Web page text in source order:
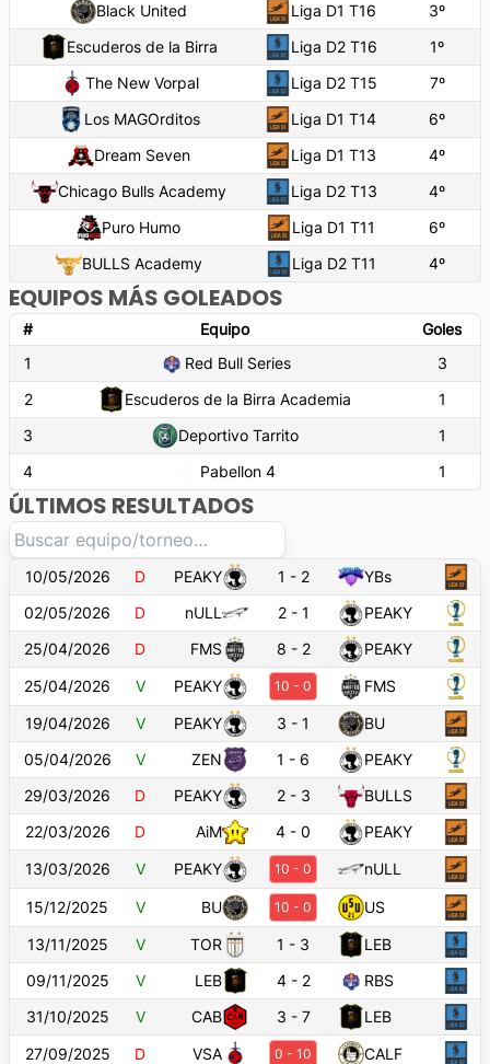
Black United
Liga D1 T16 3º
Escuderos de la Birra
Liga D2 T16 1º
The New Vorpal
Liga D2 T15 7º
Los MAGOrditos
Liga D1 T14 6º
Dream Seven
Liga D1 T13 4º
Chicago Bulls Academy
Liga D2 T13 4º
Puro Humo
Liga D1 T11 6º
BULLS Academy
Liga D2 T11 4º
EQUIPOS MÁS GOLEADOS
# Equipo
Goles
1
Red Bull Series
3
2
Escuderos de la Birra Academia
1
3
Deportivo Tarrito
1
4
Pabellon 4 1
ÚLTIMOS RESULTADOS
10/05/2026 D PEAKY 1 - 2
YBs
02/05/2026
D nULL 2- 1
PEAKY
25/04/2026
D FMS 8 - 2
PEAKY
25/04/2026
V PEAKY 10 - 0
FMS
19/04/2026
V PEAKY 3 - 1
BU
05/04/2026
V ZEN 1 - 6
PEAKY
29/03/2026
D PEAKY 2- 3
BULLS
22/03/2026
D AiM 4 - 0
PEAKY
13/03/2026
V PEAKY 10 - 0 nULL
15/12/2025 V BU 10 - 0
US
13/11/2025
V TOR 1 - 3
LEB
09/11/2025
V LEB 4- 2
RBS
31/10/2025
V CAB 3 - 7
LEB
27/09/2025
D VSA 0 - 10 CALF